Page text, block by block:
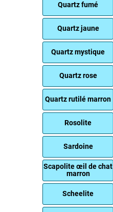
Quartz fumé
Quartz jaune
Quartz mystique
Quartz rose
Quartz rutilé marron
Rosolite
Sardoine
Scapolite œil de chat
marron
Scheelite